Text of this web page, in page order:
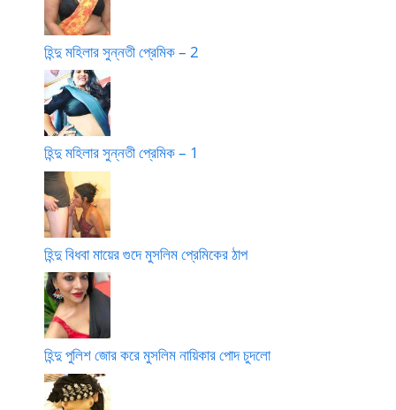
হিন্দু মহিলার সুন্নতী প্রেমিক – 2
হিন্দু মহিলার সুন্নতী প্রেমিক – 1
হিন্দু বিধবা মায়ের গুদে মুসলিম প্রেমিকের ঠাপ
হিন্দু পুলিশ জোর করে মুসলিম নায়িকার পোদ চুদলো